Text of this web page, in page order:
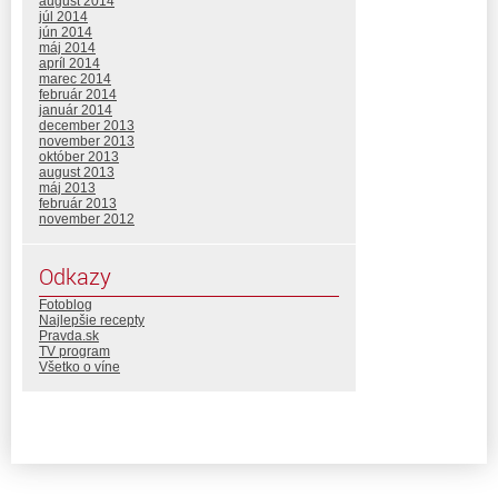
júl 2014
jún 2014
máj 2014
apríl 2014
marec 2014
február 2014
január 2014
december 2013
november 2013
október 2013
august 2013
máj 2013
február 2013
november 2012
Odkazy
Fotoblog
Najlepšie recepty
Pravda.sk
TV program
Všetko o víne